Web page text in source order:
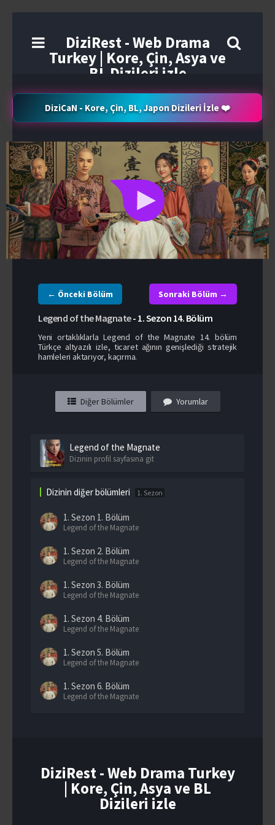
DiziRest - Web Drama
Turkey | Kore, Çin, Asya ve
BL Dizileri izle
DiziCaN - Kore, Çin, BL, Japon Dizileri İzle ❤️
← Önceki Bölüm Sonraki Bölüm →
Legend of the Magnate- 1. Sezon 14. Bölüm
Yeni ortaklıklarla Legend of the Magnate 14. bölüm
Türkçe altyazılı izle, ticaret ağının genişlediği stratejik
hamleleri aktarıyor, kaçırma.
Diğer Bölümler Yorumlar
Legend of the Magnate
Dizinin profil sayfasına git
Dizinin diğer bölümleri 1. Sezon
1. Sezon 1. Bölüm
Legend of the Magnate
1. Sezon 2. Bölüm
Legend of the Magnate
1. Sezon 3. Bölüm
Legend of the Magnate
1. Sezon 4. Bölüm
Legend of the Magnate
1. Sezon 5. Bölüm
Legend of the Magnate
1. Sezon 6. Bölüm
Legend of the Magnate
1. Sezon9. Bölüm
Legend of the Magnate
DiziRest - Web Drama Turkey
| Kore, Çin, Asya ve BL
Dizileri izle